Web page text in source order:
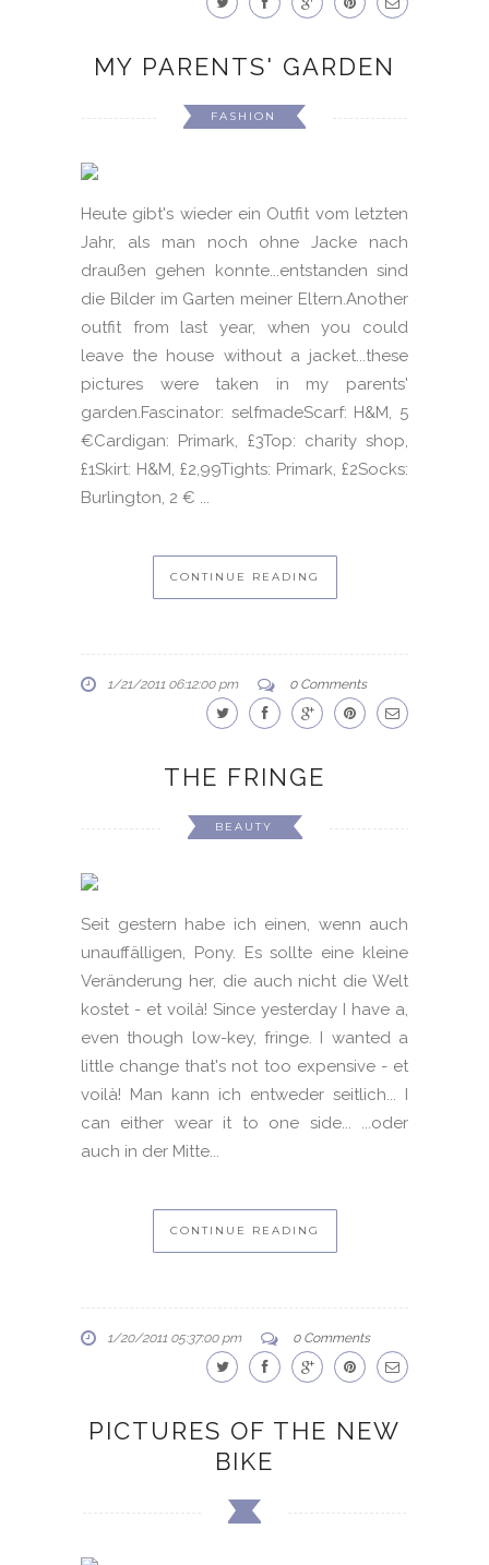
MY PARENTS' GARDEN
FASHION
Heute gibt's wieder ein Outfit vom letzten
Jahr, als man noch ohne Jacke nach
draußen gehen konnte...entstanden sind
die Bilder im Garten meiner Eltern.Another
outfit from last year, when you could
leave the house without a jacket...these
pictures were taken in my parents'
garden.Fascinator: selfmadeScarf: H&M, 5
€Cardigan: Primark, £3Top: charity shop,
£1Skirt: H&M, £2,99Tights: Primark, £2Socks:
Burlington, 2 € ...
CONTINUE READING
1/21/2011 06:12:00 pm 0 Comments
THE FRINGE
BEAUTY
Seit gestern habe ich einen, wenn auch
unauffälligen, Pony. Es sollte eine kleine
Veränderung her, die auch nicht die Welt
kostet - et voilà! Since yesterday I have a,
even though low-key, fringe. I wanted a
little change that's not too expensive - et
voilà! Man kann ich entweder seitlich... I
can either wear it to one side... ...oder
auch in der Mitte...
CONTINUE READING
1/20/2011 05:37:00 pm 0 Comments
PICTURES OF THE NEW
BIKE